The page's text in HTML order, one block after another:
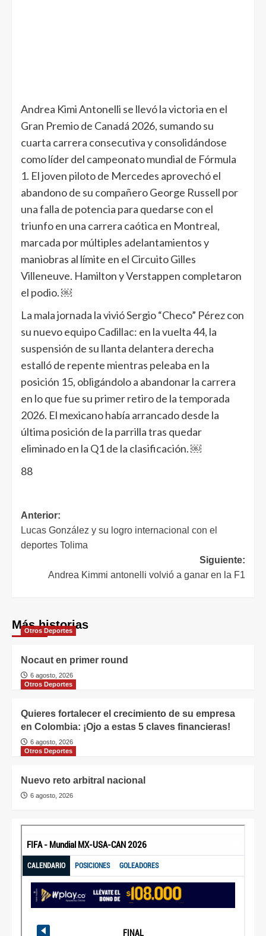
Andrea Kimi Antonelli se llevó la victoria en el
Gran Premio de Canadá 2026, sumando su
cuarta carrera consecutiva y consolidándose
como líder del campeonato mundial de Fórmula
1. El joven piloto de Mercedes aprovechó el
abandono de su compañero George Russell por
una falla de potencia para quedarse con el
triunfo en una carrera caótica en Montreal,
marcada por múltiples adelantamientos y
maniobras al límite en el Circuito Gilles
Villeneuve. Hamilton y Verstappen completaron
el podio. ￼
La mala jornada la vivió Sergio “Checo” Pérez con
su nuevo equipo Cadillac: en la vuelta 44, la
suspensión de su llanta delantera derecha
estalló de repente mientras peleaba en la
posición 15, obligándolo a abandonar la carrera
en lo que fue su primer retiro de la temporada
2026. El mexicano había arrancado desde la
última posición de la parrilla tras quedar
eliminado en la Q1 de la clasificación. ￼
88
Anterior:
Lucas González y su logro internacional con el
deportes Tolima
Siguiente:
Andrea Kimmi antonelli volvió a ganar en la F1
Más historias
Otros Deportes
Nocaut en primer round
6 agosto, 2026
Otros Deportes
Quieres fortalecer el crecimiento de su empresa
en Colombia: ¡Ojo a estas 5 claves financieras!
6 agosto, 2026
Otros Deportes
Nuevo reto arbitral nacional
6 agosto, 2026